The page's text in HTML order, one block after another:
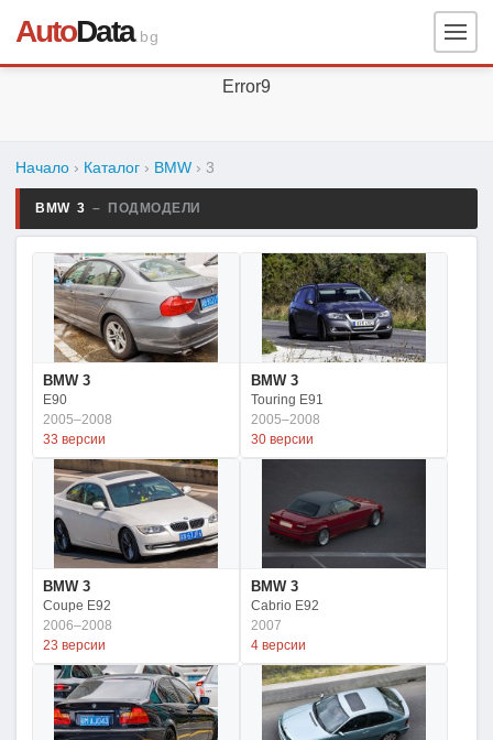
AutoData.bg
Error9
Начало › Каталог › BMW › 3
BMW 3 – ПОДМОДЕЛИ
BMW 3
E90
2005–2008
33 версии
BMW 3
Touring E91
2005–2008
30 версии
BMW 3
Coupe E92
2006–2008
23 версии
BMW 3
Cabrio E92
2007
4 версии